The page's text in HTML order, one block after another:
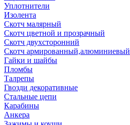
Уплотнители
Изолента
Скотч малярный
Скотч цветной и прозрачный
Скотч двухсторонний
Скотч армированный,алюминиевый
Гайки и шайбы
Пломбы
Талрепы
Гвозди декоративные
Стальные цепи
Карабины
Анкера